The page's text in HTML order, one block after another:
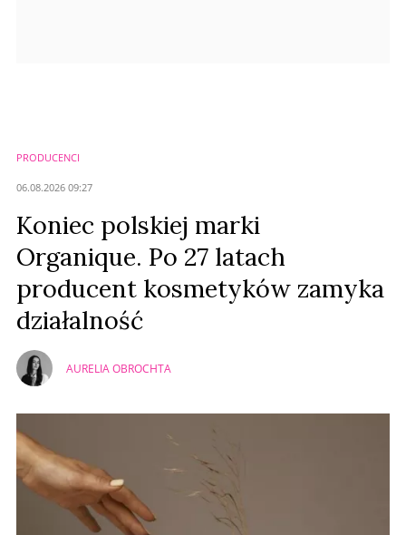
PRODUCENCI
06.08.2026 09:27
Koniec polskiej marki
Organique. Po 27 latach
producent kosmetyków zamyka
działalność
AURELIA OBROCHTA